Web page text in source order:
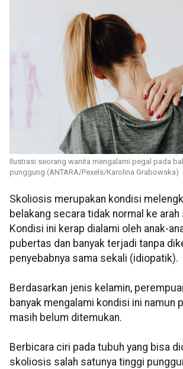
Ilustrasi seorang wanita mengalami pegal pada
punggung (ANTARA/Pexels/Karolina Grabowska)
Skoliosis merupakan kondisi
belakang secara tidak normal ke arah
Kondisi ini kerap dialami oleh anak-
pubertas dan banyak terjadi tanpa
penyebabnya sama sekali (idiopatik).
Berdasarkan jenis kelamin,
banyak mengalami kondisi ini namun
masih belum ditemukan.
Berbicara ciri pada tubuh yang bisa
skoliosis salah satunya tinggi